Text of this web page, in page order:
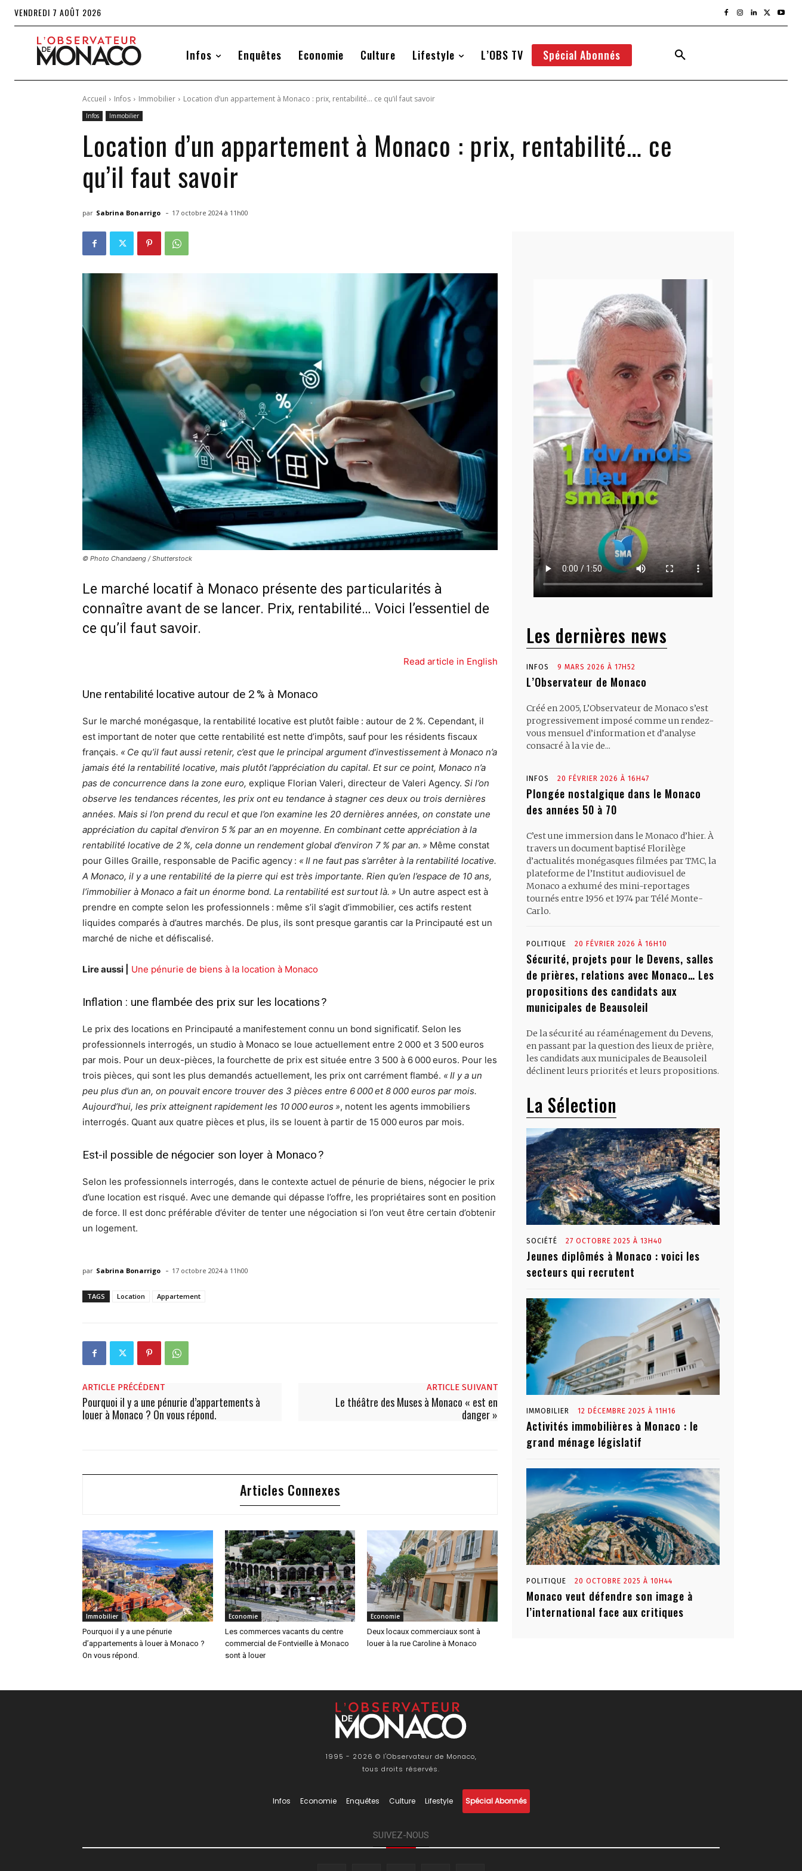
VENDREDI 7 AOÛT 2026
Infos Enquêtes Economie Culture Lifestyle L’OBS TV Spécial Abonnés
Accueil Infos Immobilier Location d’un appartement à Monaco : prix, rentabilité… ce qu’il faut savoir
Infos Immobilier
Location d’un appartement à Monaco : prix, rentabilité… ce
qu’il faut savoir
par Sabrina Bonarrigo - 17 octobre 2024 à 11h00
© Photo Chandaeng / Shutterstock
Le marché locatif à Monaco présente des particularités à
connaître avant de se lancer. Prix, rentabilité… Voici l’essentiel de
ce qu’il faut savoir.
Read article in English
Une rentabilité locative autour de 2 % à Monaco
Sur le marché monégasque, la rentabilité locative est plutôt faible : autour de 2 %. Cependant, il
est important de noter que cette rentabilité est nette d’impôts, sauf pour les résidents fiscaux
français. « Ce qu’il faut aussi retenir, c’est que le principal argument d’investissement à Monaco n’a
jamais été la rentabilité locative, mais plutôt l’appréciation du capital. Et sur ce point, Monaco n’a
pas de concurrence dans la zone euro, explique Florian Valeri, directeur de Valeri Agency. Si l’on
observe les tendances récentes, les prix ont eu tendance à stagner ces deux ou trois dernières
années. Mais si l’on prend du recul et que l’on examine les 20 dernières années, on constate une
appréciation du capital d’environ 5 % par an en moyenne. En combinant cette appréciation à la
rentabilité locative de 2 %, cela donne un rendement global d’environ 7 % par an. » Même constat
pour Gilles Graille, responsable de Pacific agency : « Il ne faut pas s’arrêter à la rentabilité locative.
A Monaco, il y a une rentabilité de la pierre qui est très importante. Rien qu’en l’espace de 10 ans,
l’immobilier à Monaco a fait un énorme bond. La rentabilité est surtout là. » Un autre aspect est à
prendre en compte selon les professionnels : même s’il s’agit d’immobilier, ces actifs restent
liquides comparés à d’autres marchés. De plus, ils sont presque garantis car la Principauté est un
marché de niche et défiscalisé.
Lire aussi | Une pénurie de biens à la location à Monaco
Inflation : une flambée des prix sur les locations ?
Le prix des locations en Principauté a manifestement connu un bond significatif. Selon les
professionnels interrogés, un studio à Monaco se loue actuellement entre 2 000 et 3 500 euros
par mois. Pour un deux-pièces, la fourchette de prix est située entre 3 500 à 6 000 euros. Pour les
trois pièces, qui sont les plus demandés actuellement, les prix ont carrément flambé. « Il y a un
peu plus d’un an, on pouvait encore trouver des 3 pièces entre 6 000 et 8 000 euros par mois.
Aujourd’hui, les prix atteignent rapidement les 10 000 euros », notent les agents immobiliers
interrogés. Quant aux quatre pièces et plus, ils se louent à partir de 15 000 euros par mois.
Est-il possible de négocier son loyer à Monaco ?
Selon les professionnels interrogés, dans le contexte actuel de pénurie de biens, négocier le prix
d’une location est risqué. Avec une demande qui dépasse l’offre, les propriétaires sont en position
de force. Il est donc préférable d’éviter de tenter une négociation si l’on veut être certain d’obtenir
un logement.
par Sabrina Bonarrigo - 17 octobre 2024 à 11h00
TAGS Location Appartement
ARTICLE PRÉCÉDENT
Pourquoi il y a une pénurie d’appartements à
louer à Monaco ? On vous répond.
ARTICLE SUIVANT
Le théâtre des Muses à Monaco « est en
danger »
Articles Connexes
Immobilier
Pourquoi il y a une pénurie
d’appartements à louer à Monaco ?
On vous répond.
Economie
Les commerces vacants du centre
commercial de Fontvieille à Monaco
sont à louer
Economie
Deux locaux commerciaux sont à
louer à la rue Caroline à Monaco
Les dernières news
INFOS 9 MARS 2026 À 17H52
L’Observateur de Monaco
Créé en 2005, L’Observateur de Monaco s’est
progressivement imposé comme un rendez-
vous mensuel d’information et d’analyse
consacré à la vie de...
INFOS 20 FÉVRIER 2026 À 16H47
Plongée nostalgique dans le Monaco
des années 50 à 70
C’est une immersion dans le Monaco d’hier. À
travers un document baptisé Florilège
d’actualités monégasques filmées par TMC, la
plateforme de l’Institut audiovisuel de
Monaco a exhumé des mini-reportages
tournés entre 1956 et 1974 par Télé Monte-
Carlo.
POLITIQUE 20 FÉVRIER 2026 À 16H10
Sécurité, projets pour le Devens, salles
de prières, relations avec Monaco… Les
propositions des candidats aux
municipales de Beausoleil
De la sécurité au réaménagement du Devens,
en passant par la question des lieux de prière,
les candidats aux municipales de Beausoleil
déclinent leurs priorités et leurs propositions.
La Sélection
SOCIÉTÉ 27 OCTOBRE 2025 À 13H40
Jeunes diplômés à Monaco : voici les
secteurs qui recrutent
IMMOBILIER 12 DÉCEMBRE 2025 À 11H16
Activités immobilières à Monaco : le
grand ménage législatif
POLITIQUE 20 OCTOBRE 2025 À 10H44
Monaco veut défendre son image à
l’international face aux critiques
1995 - 2026 © l'Observateur de Monaco,
tous droits réservés.
Infos Economie Enquêtes Culture Lifestyle Spécial Abonnés
SUIVEZ-NOUS